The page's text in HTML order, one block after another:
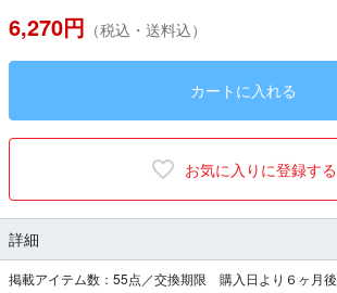
6,270円 （税込・送料込）
カートに入れる
お気に入りに登録する
詳細
掲載アイテム数：55点／交換期限 購入日より６ヶ月後